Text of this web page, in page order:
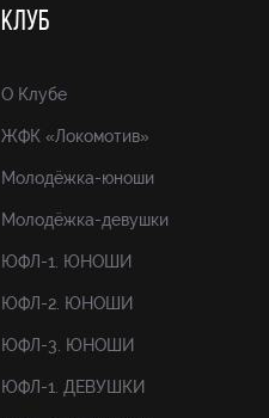
КЛУБ
О Клубе
ЖФК «Локомотив»
Молодёжка-юноши
Молодёжка-девушки
ЮФЛ-1. ЮНОШИ
ЮФЛ-2. ЮНОШИ
ЮФЛ-3. ЮНОШИ
ЮФЛ-1. ДЕВУШКИ